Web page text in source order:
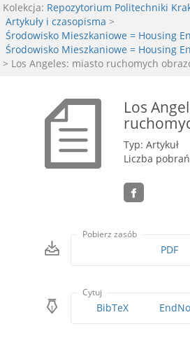
Kolekcja: Repozytorium Politechniki
Artykuły i czasopisma >
Środowisko Mieszkaniowe = Housing
Środowisko Mieszkaniowe = Housing
> Los Angeles: miasto ruchomych
Los
Typ: Artykuł
Liczba
Pobierz zasób
PDF
Cytuj
BibTeX